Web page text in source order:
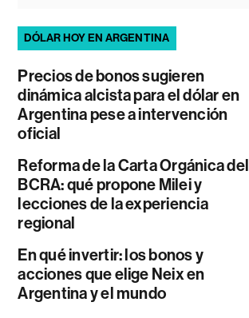
DÓLAR HOY EN ARGENTINA
Precios de bonos sugieren
dinámica alcista para el dólar en
Argentina pese a intervención
oficial
Reforma de la Carta Orgánica del
BCRA: qué propone Milei y
lecciones de la experiencia
regional
En qué invertir: los bonos y
acciones que elige Neix en
Argentina y el mundo